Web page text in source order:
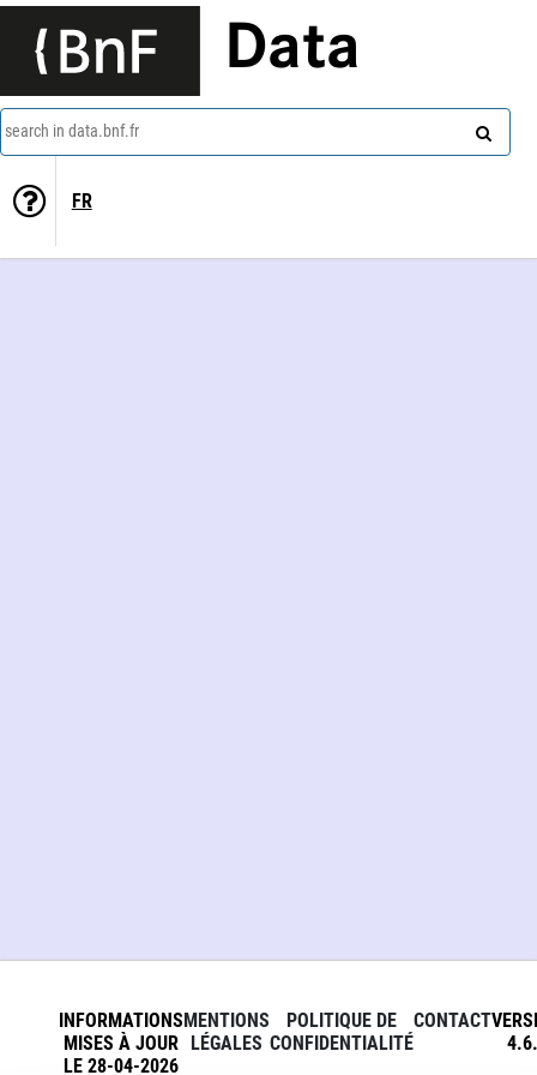
Data
search in data.bnf.fr
FR
INFORMATIONS
MISES À JOUR
LE 28-04-2026
MENTIONS
LÉGALES
POLITIQUE DE
CONFIDENTIALITÉ
CONTACT